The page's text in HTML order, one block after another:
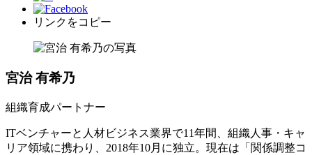
リンクをコピー
宮治 有希乃
組織育成パートナー
ITベンチャーと人材ビジネス業界で11年間、組織人事・キャ
リア領域に携わり、2018年10月に独立。現在は「関係調整コ